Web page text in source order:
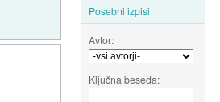
Posebni izpisi
Avtor:
Ključna beseda: